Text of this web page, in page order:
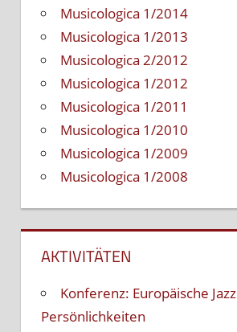
Musicologica 1/2014
Musicologica 1/2013
Musicologica 2/2012
Musicologica 1/2012
Musicologica 1/2011
Musicologica 1/2010
Musicologica 1/2009
Musicologica 1/2008
AKTIVITÄTEN
Konferenz: Europäische Jazz
Persönlichkeiten